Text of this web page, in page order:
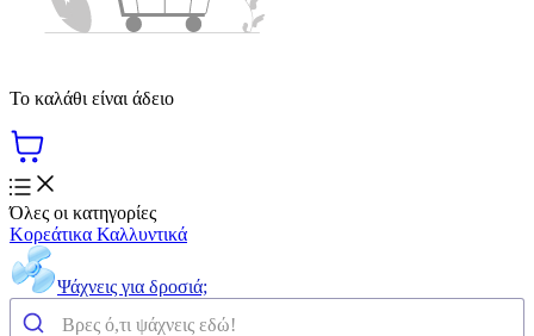
Το καλάθι είναι άδειο
Όλες οι κατηγορίες
Κορεάτικα Καλλυντικά
Ψάχνεις για δροσιά;